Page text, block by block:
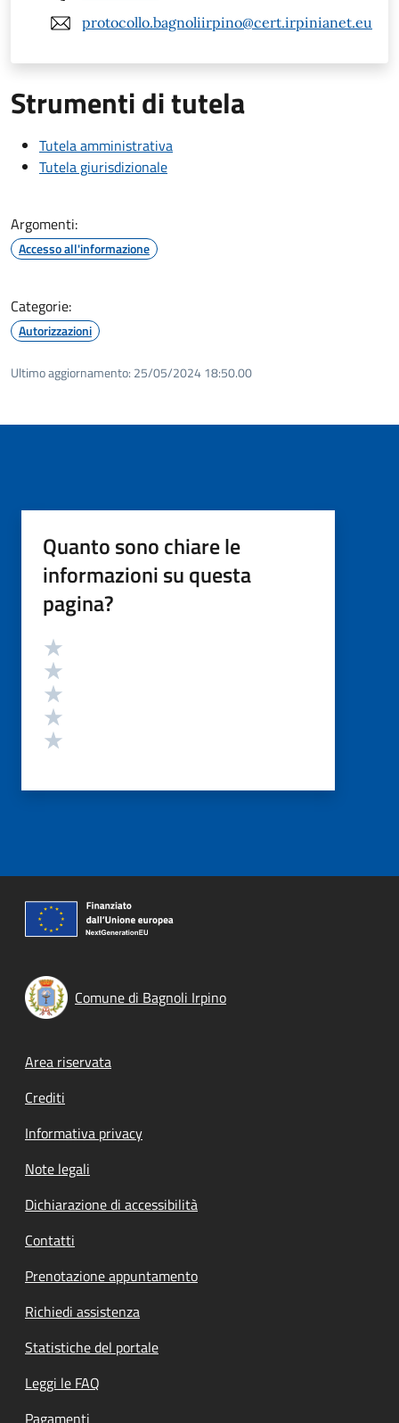
protocollo.bagnoliirpino@cert.irpinianet.eu
Strumenti di tutela
Tutela amministrativa
Tutela giurisdizionale
Argomenti:
Accesso all'informazione
Categorie:
Autorizzazioni
Ultimo aggiornamento: 25/05/2024 18:50.00
Quanto sono chiare le
informazioni su questa
pagina?
Valutazione
Comune di Bagnoli Irpino
Footer menu
Area riservata
Crediti
Informativa privacy
Note legali
Dichiarazione di accessibilità
Contatti
Prenotazione appuntamento
Richiedi assistenza
Statistiche del portale
Leggi le FAQ
Pagamenti